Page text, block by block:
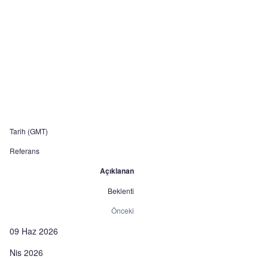
Tarih (GMT)
Referans
Açıklanan
Beklenti
Önceki
09 Haz 2026
Nis 2026